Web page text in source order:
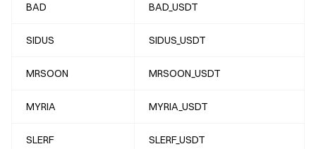
BAD BAD_USDT
SIDUS SIDUS_USDT
MRSOON MRSOON_USDT
MYRIA MYRIA_USDT
SLERF SLERF_USDT